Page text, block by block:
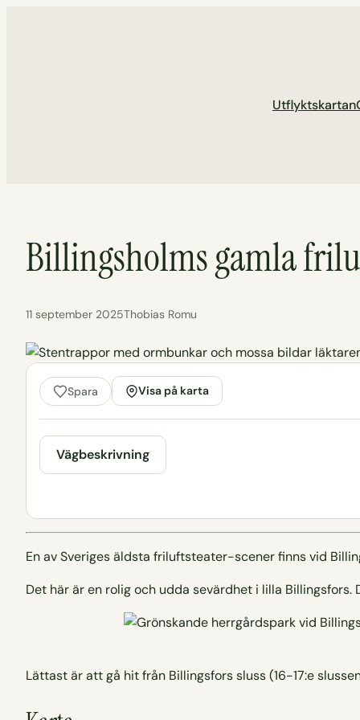
Utflyktskartan
Billingsholms gamla
11 september 2025Thobias Romu
Spara Visa på karta
Vägbeskrivning
En av Sveriges äldsta friluftsteater-scener finns vid
Det här är en rolig och udda sevärdhet i lilla
Lättast är att gå hit från Billingsfors sluss (16-17:e